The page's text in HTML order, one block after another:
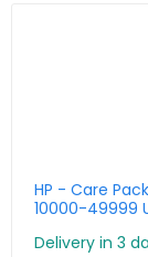
HP - Care
10000-49999
Delivery in 3